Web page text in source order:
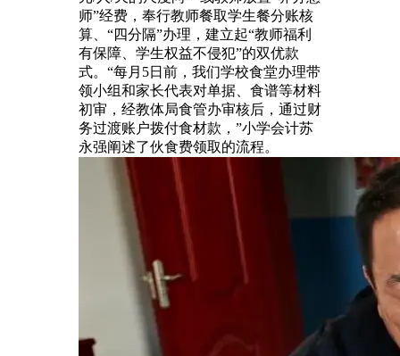
师”经费，奉行教师餐取学生餐分账核
算、“四分隔”办理，建立起“教师福利
有保障、学生权益不侵犯”的双优款
式。“每月5日前，我们学校食堂办理带
领小组和家长代表对单据、食谱等材料
初审，经教体局食管办审核后，通过财
务过渡账户拨付食材款，”小学会计苏
永强阐述了伙食费领取的流程。